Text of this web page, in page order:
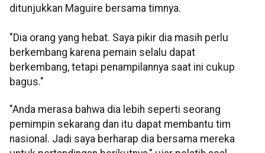
ditunjukkan Maguire bersama timnya.
"Dia orang yang hebat. Saya pikir dia masih perlu
berkembang karena pemain selalu dapat
berkembang, tetapi penampilannya saat ini cukup
bagus."
"Anda merasa bahwa dia lebih seperti seorang
pemimpin sekarang dan itu dapat membantu tim
nasional. Jadi saya berharap dia bersama mereka